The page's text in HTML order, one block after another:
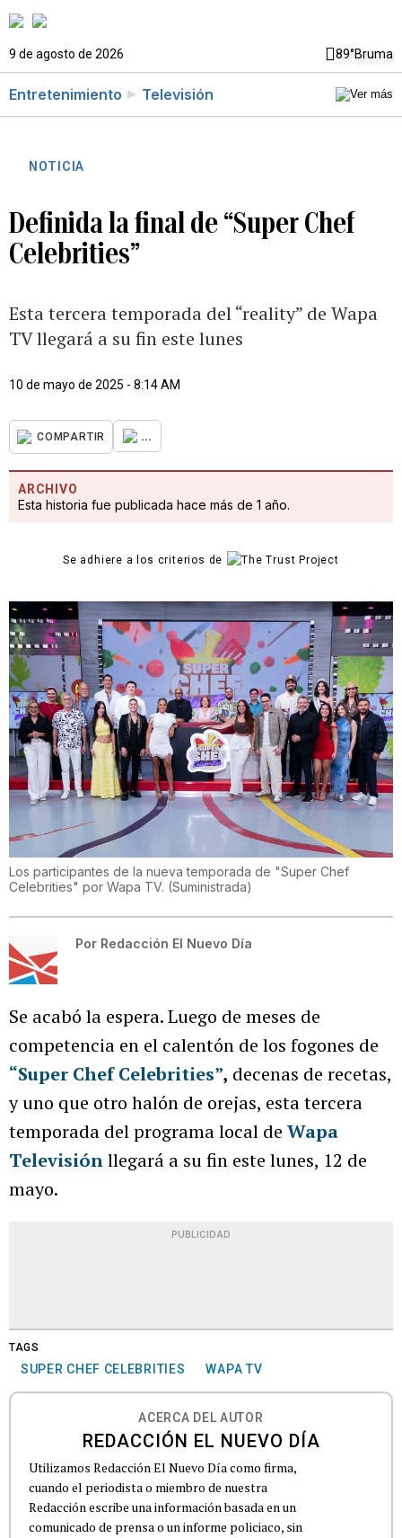
9 de agosto de 2026 89°Bruma
Entretenimiento Televisión
NOTICIA
Definida la final de “Super Chef
Celebrities”
Esta tercera temporada del “reality” de Wapa
TV llegará a su fin este lunes
10 de mayo de 2025 - 8:14 AM
COMPARTIR ...
ARCHIVO
Esta historia fue publicada hace más de 1 año.
Se adhiere a los criterios de
Los participantes de la nueva temporada de "Super Chef
Celebrities" por Wapa TV. (Suministrada)
Por Redacción El Nuevo Día
Se acabó la espera. Luego de meses de
competencia en el calentón de los fogones de
“Super Chef Celebrities”, decenas de recetas,
y uno que otro halón de orejas, esta tercera
temporada del programa local de Wapa
Televisiónllegará a su fin este lunes, 12 de
mayo.
PUBLICIDAD
TAGS
SUPER CHEF CELEBRITIES WAPA TV
ACERCA DEL AUTOR
REDACCIÓN EL NUEVO DÍA
Utilizamos Redacción El Nuevo Día como firma,
cuando el periodista o miembro de nuestra
Redacción escribe una información basada en un
comunicado de prensa o un informe policiaco, sin